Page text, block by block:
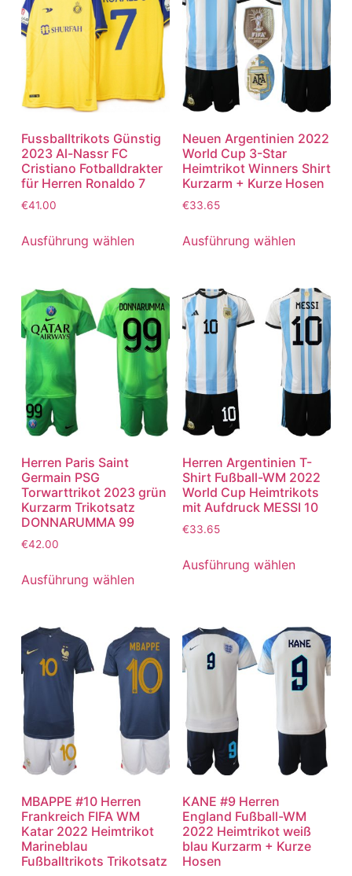
Fussballtrikots Günstig
2023 Al-Nassr FC
Cristiano Fotballdrakter
für Herren Ronaldo 7
€41.00
Ausführung wählen
Neuen Argentinien 2022
World Cup 3-Star
Heimtrikot Winners Shirt
Kurzarm + Kurze Hosen
€33.65
Ausführung wählen
Herren Paris Saint
Germain PSG
Torwarttrikot 2023 grün
Kurzarm Trikotsatz
DONNARUMMA 99
€42.00
Ausführung wählen
Herren Argentinien T-
Shirt Fußball-WM 2022
World Cup Heimtrikots
mit Aufdruck MESSI 10
€33.65
Ausführung wählen
MBAPPE #10 Herren
Frankreich FIFA WM
Katar 2022 Heimtrikot
Marineblau
Fußballtrikots Trikotsatz
KANE #9 Herren
England Fußball-WM
2022 Heimtrikot weiß
blau Kurzarm + Kurze
Hosen